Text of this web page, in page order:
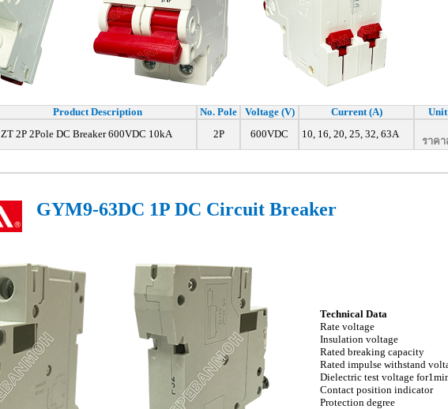
Product Description No. Pole Voltage (V) Current (A)
ZT 2P 2Pole DC Breaker 600VDC 10kA 2P 600VDC 10, 16, 20, 25, 32, 63A
ราค
GYM9-63DC 1P DC Circuit Breaker
Technical Data
Rate voltage
Insulation voltage
Rated breaking capacity
Rated impulse withstand
Dielectric test voltage
Contact position indicator
Protection degree